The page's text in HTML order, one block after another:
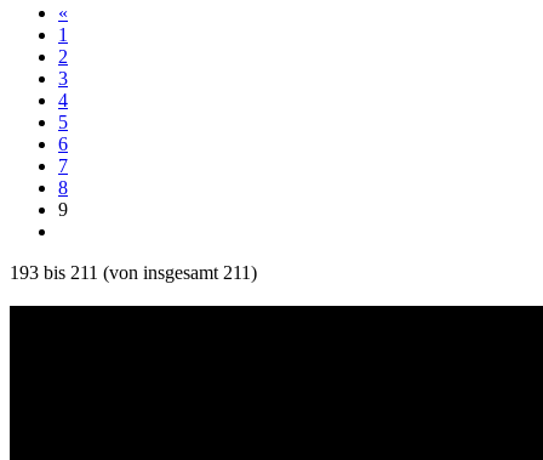
«
1
2
3
4
5
6
7
8
9
193 bis 211 (von insgesamt 211)